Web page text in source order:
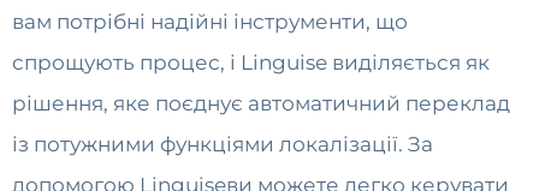
вам потрібні надійні інструменти, що
спрощують процес, і Linguise виділяється як
рішення, яке поєднує автоматичний переклад
із потужними функціями локалізації. За
допомогою Linguiseви можете легко керувати